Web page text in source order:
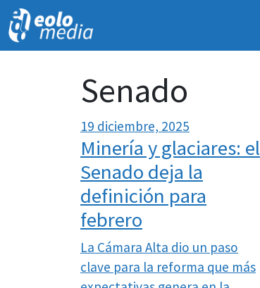
Senado
19 diciembre, 2025
Minería y glaciares: el
Senado deja la
definición para
febrero
La Cámara Alta dio un paso
clave para la reforma que más